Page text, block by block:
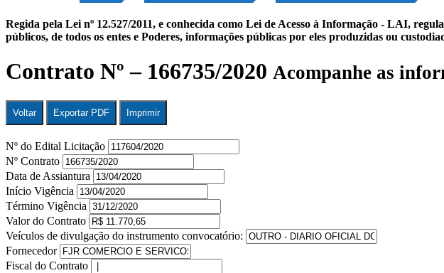
Regida pela Lei nº 12.527/2011, e conhecida como Lei de Acesso à Informação - LAI,
públicos, de todos os entes e Poderes, informações públicas por eles produzidas ou
Contrato Nº – 166735/2020 Acompanhe as
Voltar Exportar PDF Imprimir
Nº do Edital Licitação
Nº Contrato
Data de Assiantura
Início Vigência
Término Vigência
Valor do Contrato
Veículos de divulgação do instrumento convocatório:
Fornecedor
Fiscal do Contrato